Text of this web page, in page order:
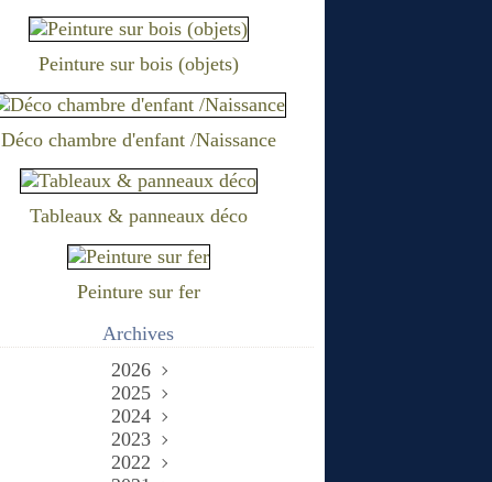
Peinture sur bois (objets)
Déco chambre d'enfant /Naissance
Tableaux & panneaux déco
Peinture sur fer
Archives
2026
Juin (2)
Mai (1)
Avril (1)
Mars (2)
2025
Décembre
Novembre
Octobre(2)
2024
Décembre
Novembre
2023
Décembre
2022